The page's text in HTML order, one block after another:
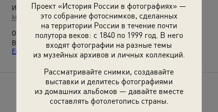
Проект «История России в фотографиях» —
это собрание фотоснимков, сделанных
на территории России в течение почти
полутора веков: с 1840 по 1999 год. В него
входят фотографии на разные темы
из музейных архивов и личных коллекций.
Рассматривайте снимки, создавайте
выставки и делитесь фотографиями
из домашних альбомов — давайте вместе
составлять фотолетопись страны.
Источники:
МАММ / МДФ
О фотографии:
Выставка
«Кавказские Минеральные Воды: Кисловодск,
Ессентуки, Пятигорск, Железноводск»
с этой фотографией.
Расскажите друзьям об этом фото